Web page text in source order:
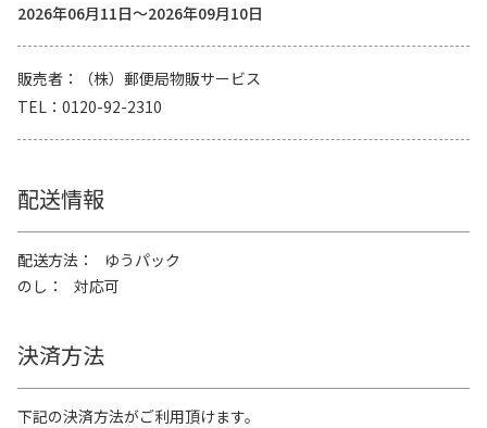
2026年06月11日～2026年09月10日
販売者
（株）郵便局物販サービス
TEL
0120-92-2310
配送情報
配送方法
ゆうパック
のし
対応可
決済方法
下記の決済方法がご利用頂けます。